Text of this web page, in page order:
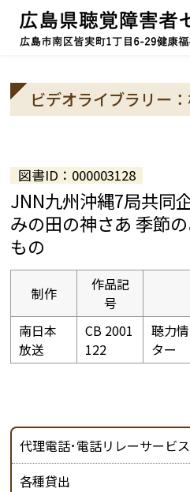
ビデオライブラリー
図書ID：000003128
JNN九州沖縄7局共同
みの田の神さあ 季節
もの
制作
作品記
号
南日本
放送
CB 2001
122
聴力
ター
代理電話･電話リレーサービス
各種貸出